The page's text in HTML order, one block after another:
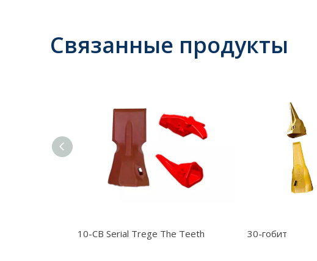
Связанные продукты
10-CB Serial Trege The Teeth 30-гобит